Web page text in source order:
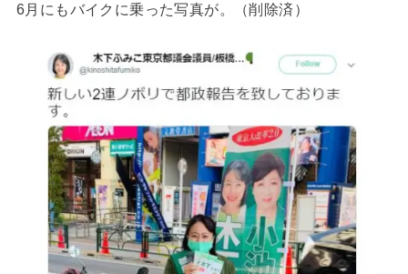
6月にもバイクに乗った写真が。（削除済）